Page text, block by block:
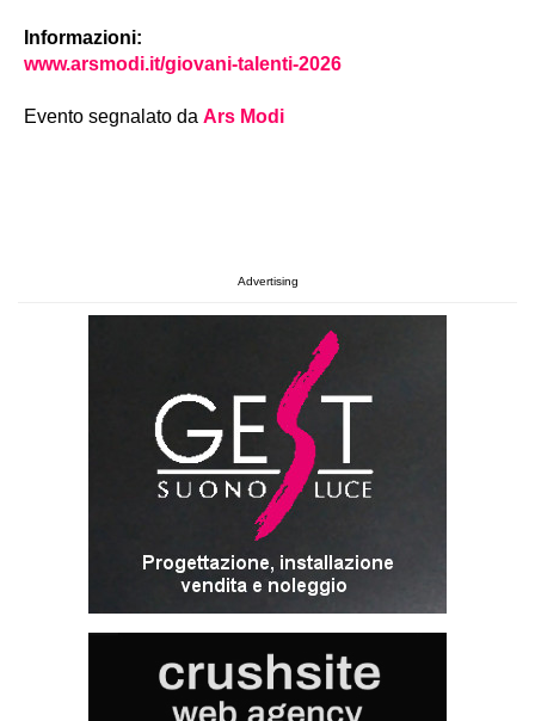
Informazioni:
www.arsmodi.it/giovani-talenti-2026
Evento segnalato da Ars Modi
Advertising